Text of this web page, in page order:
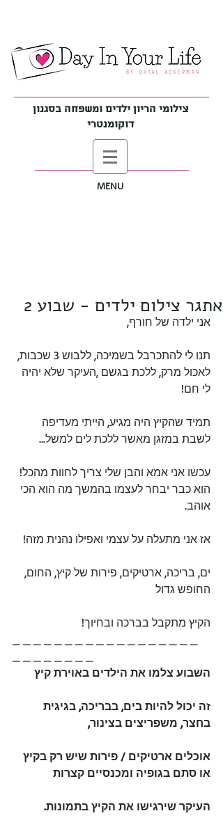
צילומי הריון ילדים ומשפחה בסגנון
דוקומנטרי
MENU
אתגר צילום ילדים - שבוע 2
אני ילדה של חורף,
תנו לי להתכרבל בשמיכה, ללבוש 3 שכבות,
לאכול מרק, ללכת בגשם ,העיקר שלא יהיה
לי חם!
תמיד שהקיץ היה מגיע, הייתי מעדיפה
לשבת במזגן מאשר ללכת לים למשל...
עכשו אני אמא והבן שלי צריך לחוות מהכל!
הוא כבר יבחר לעצמו בהמשך מה הוא הכי
אוהב.
אז אני מתעלה על עצמי ואפילו נהנית מזה!
ים, בריכה, ארטיקים, פירות של קיץ, החום,
החופש גדול
הקיץ מתקבל בברכה ובחיוך!
השבוע צלמו את הילדים באוירת קיץ
זה יכול להיות בים, בבריכה, בגיגית
בחצר, משפריצים בצינור,
אוכלים ארטיקים / פירות שיש רק בקיץ
או סתם בגופיה ומכנסיים קצרות
העיקר שירגישו את הקיץ בתמונות.